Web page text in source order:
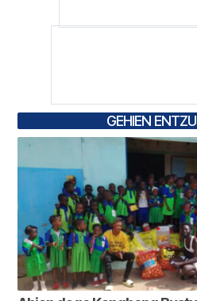
GEHIEN